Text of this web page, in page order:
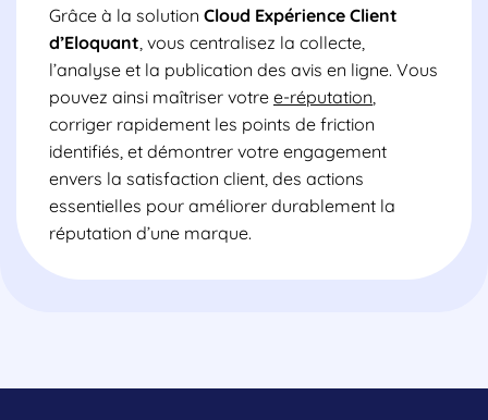
Grâce à la solution Cloud Expérience Client
d’Eloquant, vous centralisez la collecte,
l’analyse et la publication des avis en ligne. Vous
pouvez ainsi maîtriser votre e-réputation,
corriger rapidement les points de friction
identifiés, et démontrer votre engagement
envers la satisfaction client, des actions
essentielles pour améliorer durablement la
réputation d’une marque.